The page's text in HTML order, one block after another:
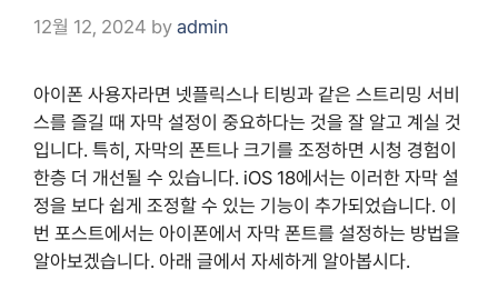
12월 12, 2024 by admin
아이폰 사용자라면 넷플릭스나 티빙과 같은 스트리밍 서비
스를 즐길 때 자막 설정이 중요하다는 것을 잘 알고 계실 것
입니다. 특히, 자막의 폰트나 크기를 조정하면 시청 경험이
한층 더 개선될 수 있습니다. iOS 18에서는 이러한 자막 설
정을 보다 쉽게 조정할 수 있는 기능이 추가되었습니다. 이
번 포스트에서는 아이폰에서 자막 폰트를 설정하는 방법을
알아보겠습니다. 아래 글에서 자세하게 알아봅시다.